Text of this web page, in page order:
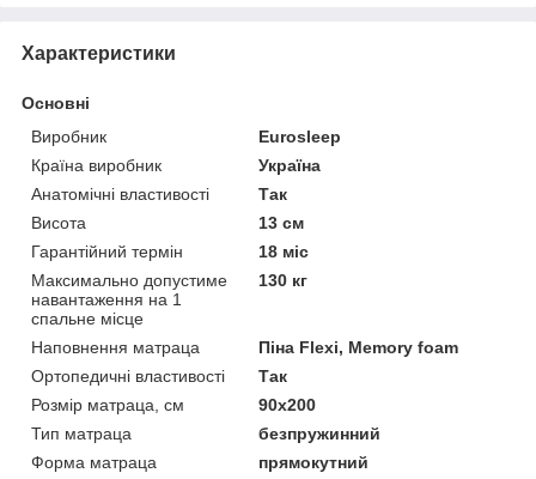
Характеристики
Основні
Виробник
Eurosleep
Країна виробник
Україна
Анатомічні властивості
Так
Висота
13 см
Гарантійний термін
18 міс
Максимально допустиме
навантаження на 1
спальне місце
130 кг
Наповнення матраца
Піна Flexi, Memory foam
Ортопедичні властивості
Так
Розмір матраца, см
90х200
Тип матраца
безпружинний
Форма матраца
прямокутний